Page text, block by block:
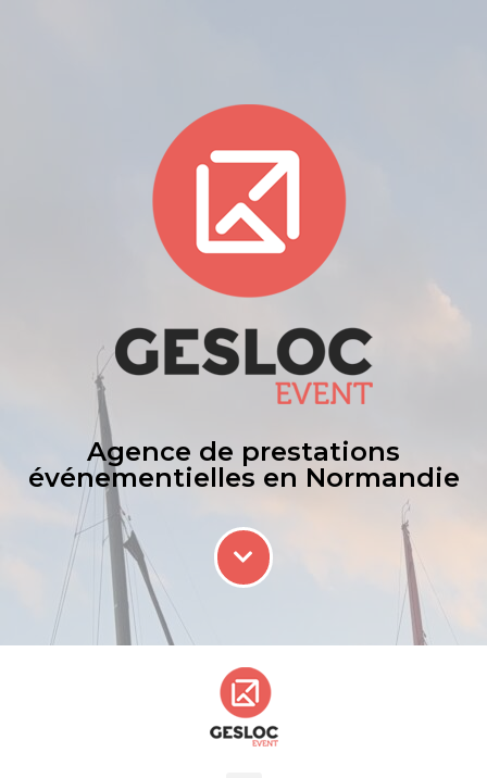
Agence de prestations
événementielles en Normandie